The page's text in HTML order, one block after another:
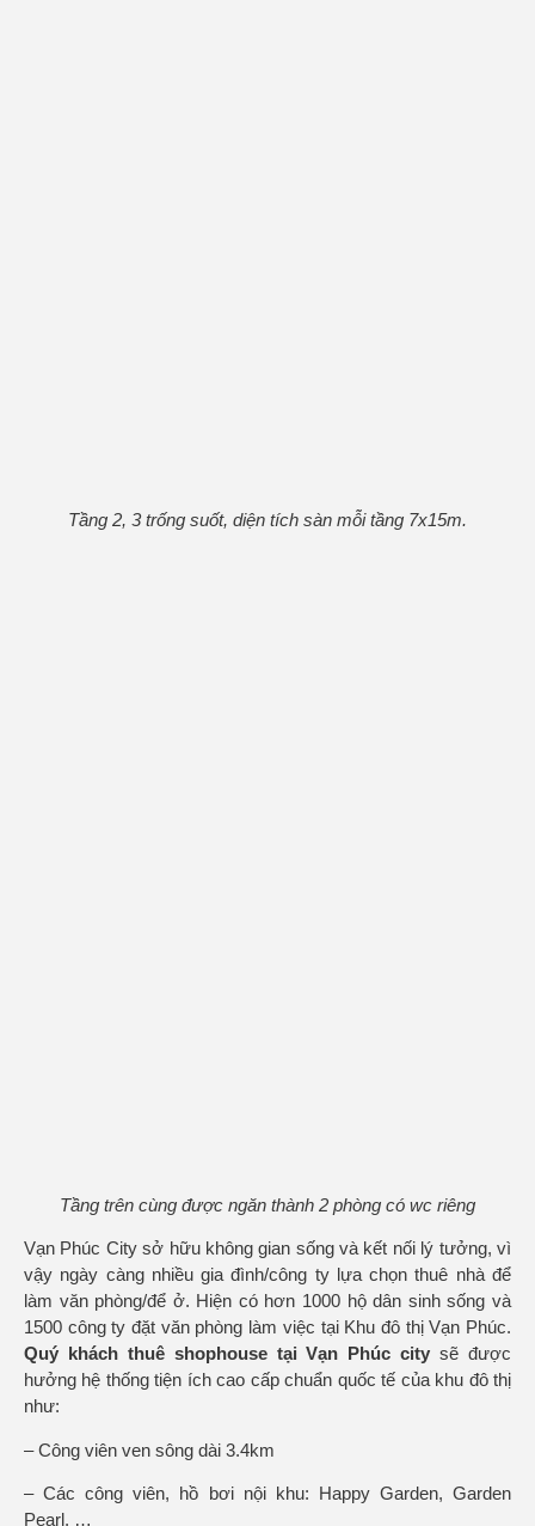
Tầng 2, 3 trống suốt, diện tích sàn mỗi tầng 7x15m.
Tầng trên cùng được ngăn thành 2 phòng có wc riêng
Vạn Phúc City sở hữu không gian sống và kết nối lý tưởng, vì
vậy ngày càng nhiều gia đình/công ty lựa chọn thuê nhà để
làm văn phòng/để ở. Hiện có hơn 1000 hộ dân sinh sống và
1500 công ty đặt văn phòng làm việc tại Khu đô thị Vạn Phúc.
Quý khách thuê shophouse tại Vạn Phúc city sẽ được
hưởng hệ thống tiện ích cao cấp chuẩn quốc tế của khu đô thị
như:
– Công viên ven sông dài 3.4km
– Các công viên, hồ bơi nội khu: Happy Garden, Garden
Pearl, …